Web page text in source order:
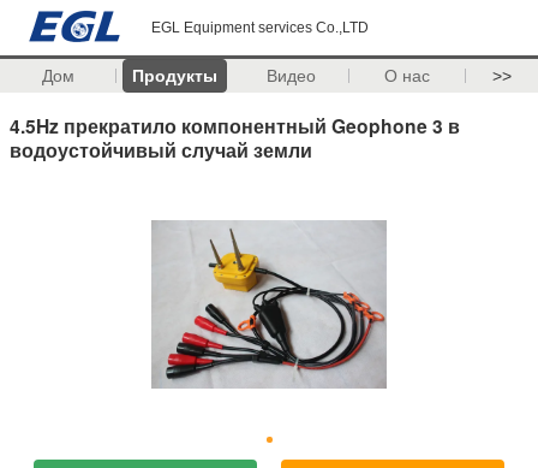
EGL Equipment services Co.,LTD
Дом Продукты Видео О нас >>
4.5Hz прекратило компонентный Geophone 3 в
водоустойчивый случай земли